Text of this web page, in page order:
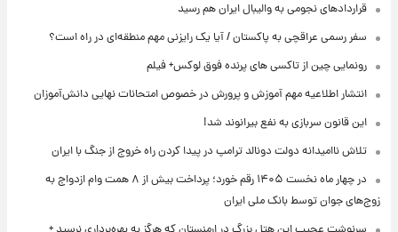
قراردادهای نجومی به والیبال ایران هم رسید
سفر رسمی عراقچی به پاکستان / آیا یک رایزنی مهم منطقه‌ای در راه است؟
رونمایی چین از تاکسی های پرنده فوق لوکس+ فیلم
انتشار اطلاعیه مهم آموزش و پرورش در خصوص امتحانات نهایی دانش‌آموزان
این قانون سربازی به نفع بیرانوند شد!
تلاش ناامیدانه‌ دولت دونالد ترامپ در پیدا کردن راه خروج از جنگ با ایران
در چهار ماه نخست ۱۴۰۵ رقم خورد؛ پرداخت بیش از ۸ همت وام ازدواج به
زوج‌های جوان توسط بانک ملی ایران